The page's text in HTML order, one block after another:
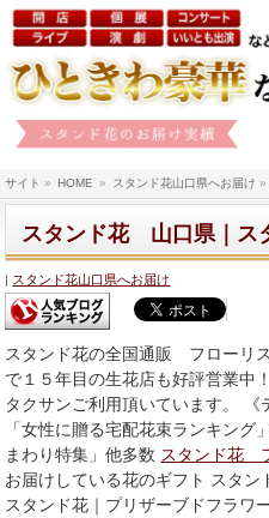
サイト » HOME » スタンド花山口県へお届け »
スタンド花 山口県｜ス
スタンド花山口県へお届け
スタンド花の全国通販 フローリ
で１５年目の生花店も好評営業中
タクサンご利用頂いています。 《
「女性に贈る宅配花束ランキン
まわり特集」他多数 スタンド花
お届けしている花のギフト スタン
スタンド花｜プリザーブドフラ